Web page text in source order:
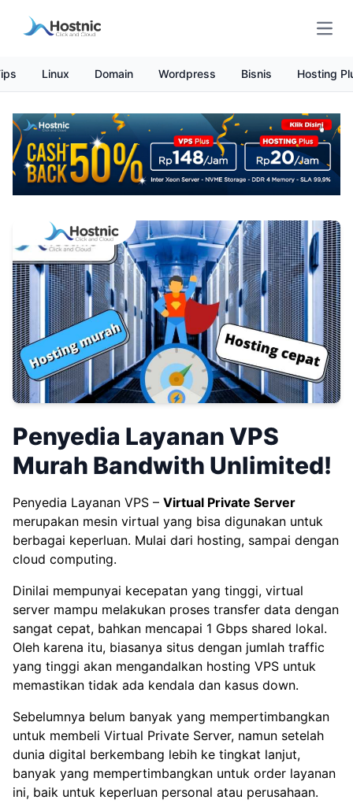
Linux Domain Wordpress Bisnis Hosting
Penyedia Layanan VPS
Murah Bandwith Unlimited!
Penyedia Layanan VPS – Virtual Private Server
merupakan mesin virtual yang bisa digunakan untuk
berbagai keperluan. Mulai dari hosting, sampai dengan
cloud computing.
Dinilai mempunyai kecepatan yang tinggi, virtual
server mampu melakukan proses transfer data dengan
sangat cepat, bahkan mencapai 1 Gbps shared lokal.
Oleh karena itu, biasanya situs dengan jumlah traffic
yang tinggi akan mengandalkan hosting VPS untuk
memastikan tidak ada kendala dan kasus down.
Sebelumnya belum banyak yang mempertimbangkan
untuk membeli Virtual Private Server, namun setelah
dunia digital berkembang lebih ke tingkat lanjut,
banyak yang mempertimbangkan untuk order layanan
ini, baik untuk keperluan personal atau perusahaan.